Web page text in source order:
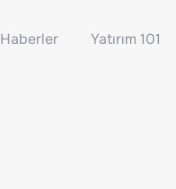
Haberler Yatırım 101